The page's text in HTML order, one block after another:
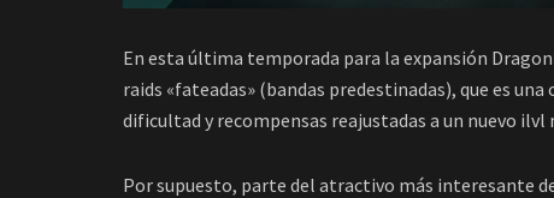
En esta última temporada para la expansión
raids «fateadas» (bandas predestinadas), que es
dificultad y recompensas reajustadas a un nuevo ilvl
Por supuesto, parte del atractivo más interesante